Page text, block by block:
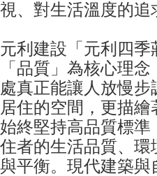
視、對生活溫度的
元利建設「元利四
「品質」為核心理
處真正能讓人放慢
居住的空間，更描
始終堅持高品質標
住者的生活品質、
與平衡。現代建築